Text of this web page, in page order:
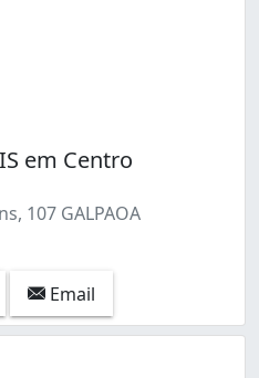
em Centro
107 GALPAOA
Email